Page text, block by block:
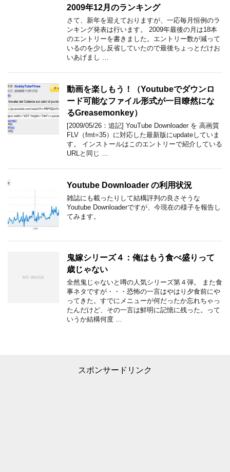
2009年12月のランキング
さて、新年を迎えておりますが、一応毎月恒例のラ
ンキング発表は行います。 2009年最後の月は18本
のエントリーを書きました。エントリー数が減って
いるのを少し反省していたので最後ちょっとだけお
いあげまし …
動画を楽しもう！（Youtubeでダウンロ
ード可能なファイル形式が一目瞭然にな
るGreasemonkey）
[2009/05/26：追記] YouTube Downloader を 高画質
FLV（fmt=35）に対応した最新版にupdateしていま
す。 インストールはこのエントリーで紹介している
URLと同じ …
Youtube Downloader の利用状況
雑誌にも載ったりして結構評判の良さそうな
Youtube Downloaderですが、今現在の様子を報告し
てみます。
鬼嫁シリーズ４：俺はもう食べ盛りって
歳じゃない
全然鬼じゃないと噂の人気シリーズ第４弾。 また食
事ネタですが・・・恐怖の一言はやはり夕食前にや
ってきた。すでにメニューが何だったか忘れちゃっ
たんだけど、その一言は鮮明に記憶に残った。って
いうか結構何度 …
スポンサードリンク